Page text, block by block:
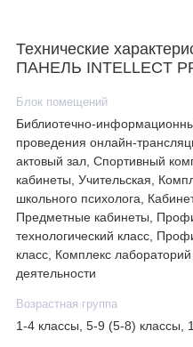
Технические
ПАНЕЛЬ INTELLECT
Блок помещений
Библиотечно-
проведения онлайн-
актовый зал, Спортивный
кабинеты, Учительская,
школьного психолога,
Предметные кабинеты,
технологический класс,
класс, Комплекс
деятельности
Возрастная группа
1-4 классы, 5-9 (5-8) классы,